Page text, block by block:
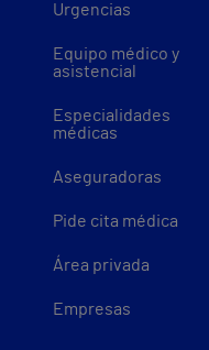
Urgencias
Equipo médico y
asistencial
Especialidades
médicas
Aseguradoras
Pide cita médica
Área privada
Empresas